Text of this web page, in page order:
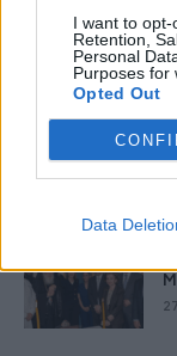
I want to opt-
Retention,
Personal
Purposes for
Opted Out
Data